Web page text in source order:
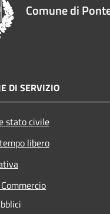
Comune di
DI SERVIZIO
stato civile
libero